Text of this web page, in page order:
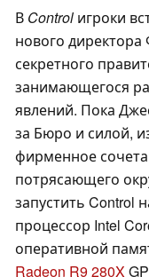
В Control игроки
нового
секретного
занимающегося
явлений. Пока
за Бюро и силой,
фирменное
потрясающего
запустить Control
процессор Intel
оперативной
Radeon R9 280X